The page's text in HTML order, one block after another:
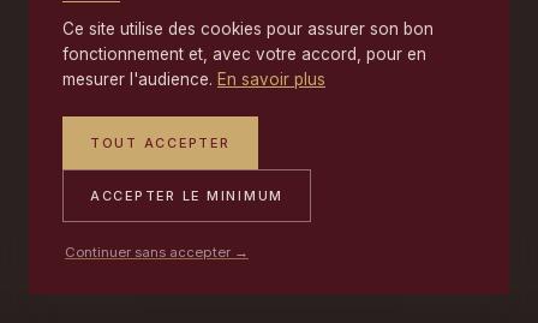
Ce site utilise des cookies pour assurer son bon
fonctionnement et, avec votre accord, pour en
mesurer l'audience. En savoir plus
TOUT ACCEPTER
ACCEPTER LE MINIMUM
Continuer sans accepter →